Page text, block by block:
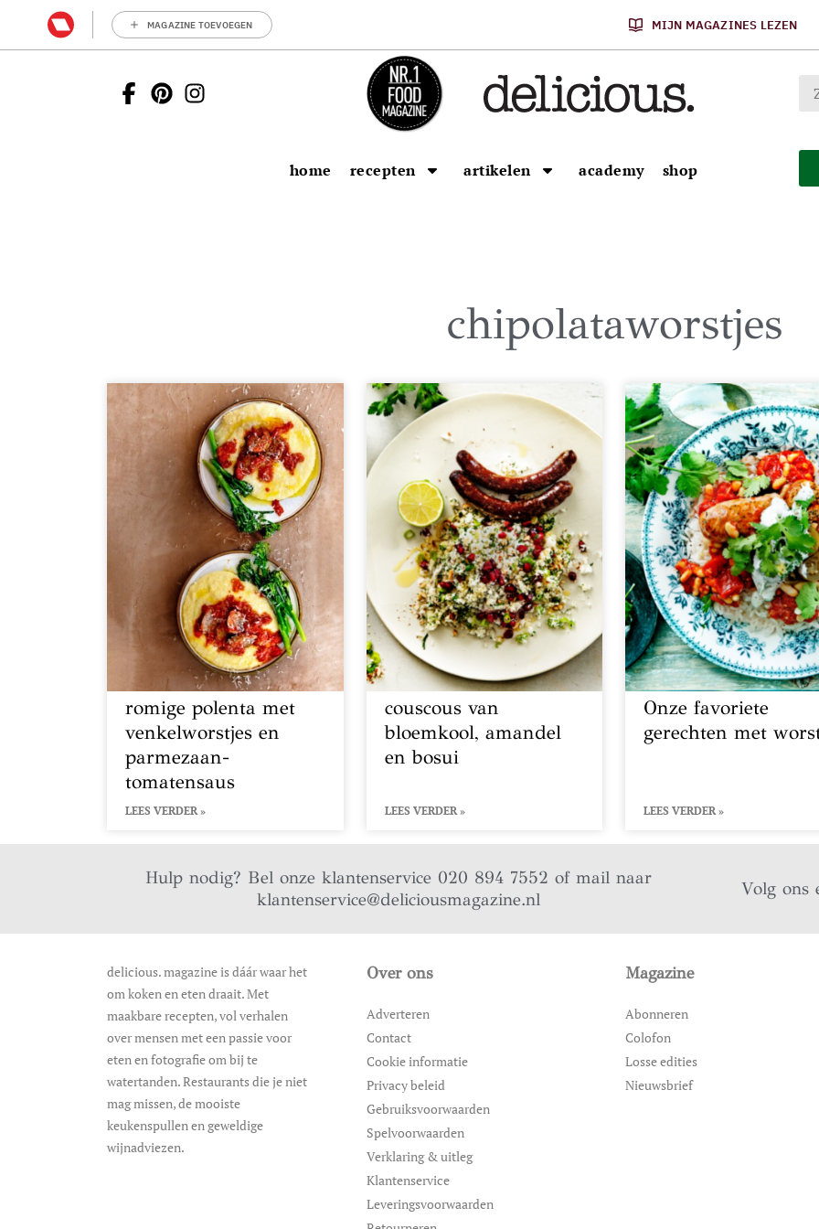
MAGAZINE TOEVOEGEN MIJN MAGAZINES LEZEN
home recepten artikelen academy shop
chipolataworstjes
romige polenta met
venkelworstjes en
parmezaan-
tomatensaus
LEES VERDER »
couscous van
bloemkool, amandel
en bosui
LEES VERDER »
Onze favoriete
gerechten met
LEES VERDER »
Hulp nodig? Bel onze klantenservice 020 894 7552 of mail naar
klantenservice@deliciousmagazine.nl
Volg ons
delicious. magazine is dáár waar het
om koken en eten draait. Met
maakbare recepten, vol verhalen
over mensen met een passie voor
eten en fotografie om bij te
watertanden. Restaurants die je niet
mag missen, de mooiste
keukenspullen en geweldige
wijnadviezen.
Over ons
Adverteren
Contact
Cookie informatie
Privacy beleid
Gebruiksvoorwaarden
Spelvoorwaarden
Verklaring & uitleg
Klantenservice
Leveringsvoorwaarden
Magazine
Abonneren
Colofon
Losse edities
Nieuwsbrief